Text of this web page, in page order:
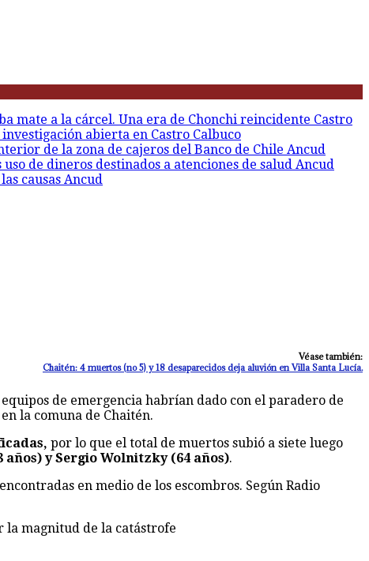
mate a la cárcel. Una era de Chonchi reincidente Castro
abierta en Castro Calbuco
de la zona de cajeros del Banco de Chile Ancud
de dineros destinados a atenciones de salud Ancud
causas Ancud
Véase también:
Chaitén: 4 muertos (no 5) y 18 desaparecidos deja aluvión en Villa Santa Lucía.
de emergencia habrían dado con el paradero de
en la comuna de Chaitén.
por lo que el total de muertos subió a siete luego
años) y Sergio Wolnitzky (64 años).
en medio de los escombros. Según Radio
la magnitud de la catástrofe